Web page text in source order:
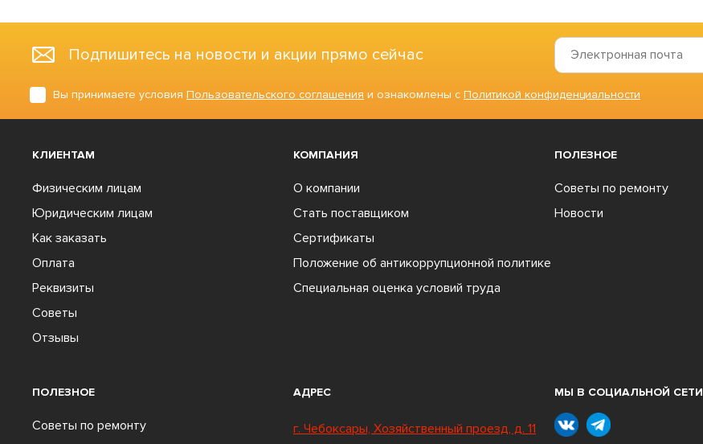
Подпишитесь на новости и акции прямо сейчас
Вы принимаете условия Пользовательского соглашения и ознакомлены с Политикой конфиденциальности
КЛИЕНТАМ
Физическим лицам
Юридическим лицам
Как заказать
Оплата
Реквизиты
Советы
Отзывы
КОМПАНИЯ
О компании
Стать поставщиком
Сертификаты
Положение об антикоррупционной политике
Специальная оценка условий труда
ПОЛЕЗНОЕ
Советы по ремонту
Новости
ПОЛЕЗНОЕ
Советы по ремонту
АДРЕС
г. Чебоксары, Хозяйственный проезд, д. 11
МЫ В СОЦИАЛЬНОЙ СЕТИ